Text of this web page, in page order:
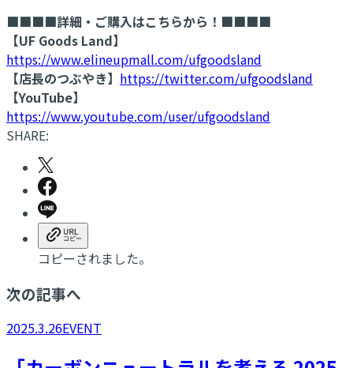
■■■■詳細・ご購入はこちらから！■■■■
【UF Goods Land】
https://www.elineupmall.com/ufgoodsland
【店長のつぶやき】 https://twitter.com/ufgoodsland
【YouTube】
https://www.youtube.com/user/ufgoodsland
SHARE:
コピーされました。
次の記事へ
2025.3.26EVENT